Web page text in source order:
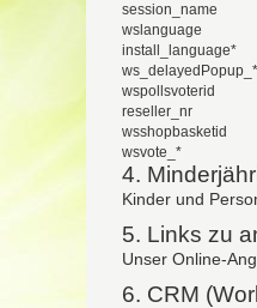
session_name
wslanguage
install_language*
ws_delayedPopup_*
wspollsvoterid
reseller_nr
wsshopbasketid
wsvote_*
4.
Kinder und
5. Links zu
Unser Online-
6. CRM